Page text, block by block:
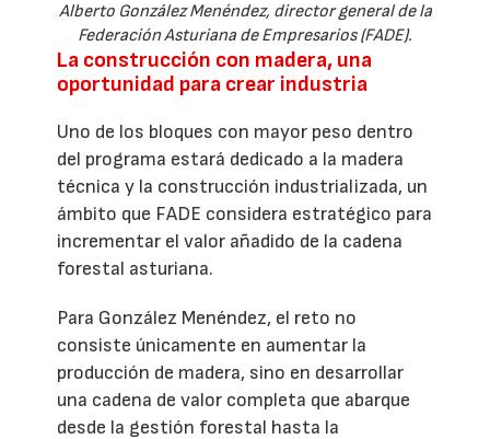
Alberto González Menéndez, director general de la
Federación Asturiana de Empresarios (FADE).
La construcción con madera, una
oportunidad para crear industria
Uno de los bloques con mayor peso dentro
del programa estará dedicado a la madera
técnica y la construcción industrializada, un
ámbito que FADE considera estratégico para
incrementar el valor añadido de la cadena
forestal asturiana.
Para González Menéndez, el reto no
consiste únicamente en aumentar la
producción de madera, sino en desarrollar
una cadena de valor completa que abarque
desde la gestión forestal hasta la